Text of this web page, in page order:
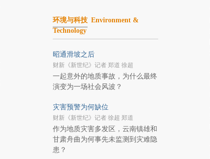
环境与科技 Environment &
Technology
昭通滑坡之后
财新《新世纪》记者 郑道 徐超
一起意外的地质事故，为什么最终
演变为一场社会风波？
灾害预警为何缺位
财新《新世纪》记者 徐超 郑道
作为地质灾害多发区，云南镇雄和
甘肃舟曲为何事先未监测到灾难隐
患？